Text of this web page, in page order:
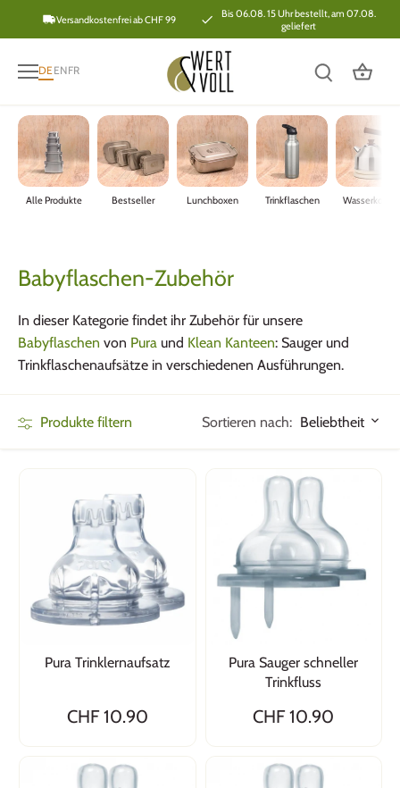
Versandkostenfrei ab CHF 99
Bis 06.08. 15 Uhr bestellt, am 07.08.
geliefert
DEENFR
Alle Produkte Bestseller Lunchboxen Trinkflaschen Wasserkocher
Babyflaschen-Zubehör
In dieser Kategorie findet ihr Zubehör für unsere
Babyflaschen von Pura und Klean Kanteen: Sauger und
Trinkflaschenaufsätze in verschiedenen Ausführungen.
Produkte filtern Sortieren nach: Beliebtheit
Pura Trinklernaufsatz
CHF 10.90
Pura Sauger schneller
Trinkfluss
CHF 10.90